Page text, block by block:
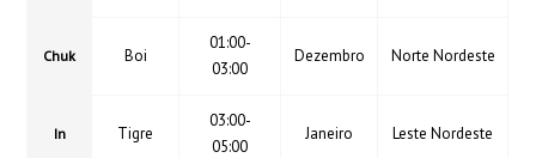
Chuk Boi
01:00-
03:00
Dezembro Norte Nordeste
In Tigre
03:00-
05:00
Janeiro Leste Nordeste